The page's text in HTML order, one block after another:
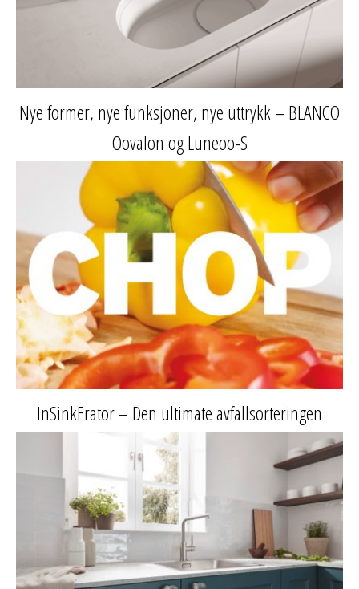
Nye former, nye funksjoner, nye uttrykk – BLANCO
Oovalon og Luneoo-S
InSinkErator – Den ultimate avfallsorteringen